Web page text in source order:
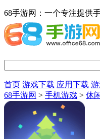
68手游网：一个专注提供
首页 游戏下载 应用下载
68手游网 > 手机游戏 > 休